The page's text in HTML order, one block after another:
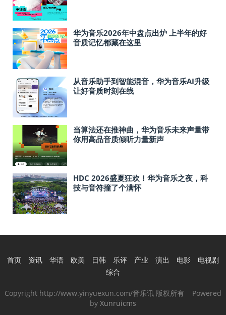
华为音乐2026年中盘点出炉 上半年的好
音质记忆都藏在这里
从音乐助手到智能混音，华为音乐AI升级
让好音质时刻在线
当算法还在推神曲，华为音乐未来声量带
你用高品音质倾听力量新声
HDC 2026盛夏狂欢！华为音乐之夜，科
技与音符撞了个满怀
首页 资讯 华语 欧美 日韩 乐评 产业 演出 电影
电视剧
综合
Copyright http://www.yinyuexun.com/音乐讯 版权所有 Powered
by Xunruicms